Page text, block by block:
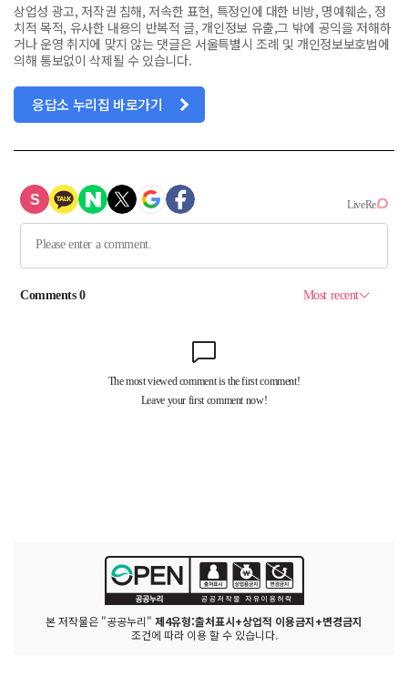
상업성 광고, 저작권 침해, 저속한 표현, 특정인에 대한 비방, 명예훼손, 정
치적 목적, 유사한 내용의 반복적 글, 개인정보 유출,그 밖에 공익을 저해하
거나 운영 취지에 맞지 않는 댓글은 서울특별시 조례 및 개인정보보호법에
의해 통보없이 삭제될 수 있습니다.
응답소 누리집 바로가기
본 저작물은 "공공누리" 제4유형:출처표시+상업적 이용금지+변경금지
조건에 따라 이용 할 수 있습니다.